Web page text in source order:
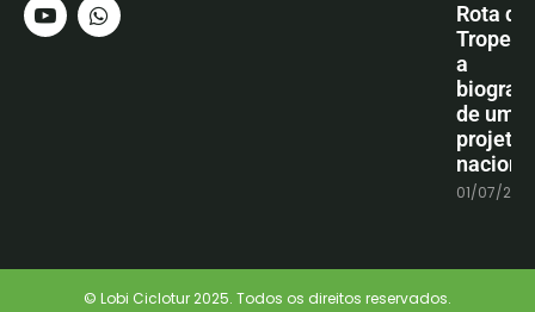
Rota
a
de um
projeto
01/07/
© Lobi Ciclotur 2025. Todos os direitos reservados.